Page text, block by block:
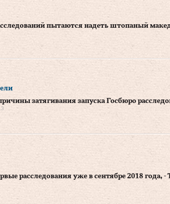
пытаются надеть штопаный
затягивания запуска Госбюро
расследования уже в сентябре 2018 года, -